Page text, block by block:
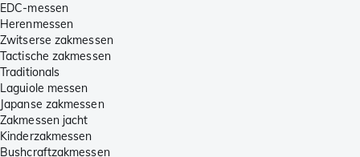
EDC-messen
Herenmessen
Zwitserse zakmessen
Tactische zakmessen
Traditionals
Laguiole messen
Japanse zakmessen
Zakmessen jacht
Kinderzakmessen
Bushcraftzakmessen